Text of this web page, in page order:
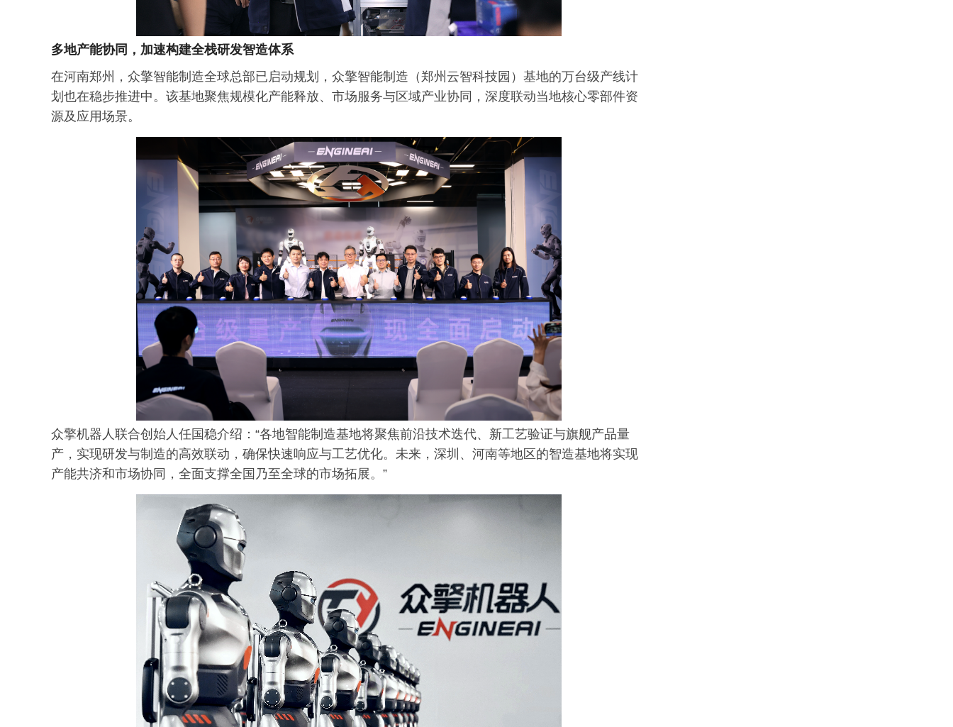
多地产能协同，加速构建全栈研发智造体系
在河南郑州，众擎智能制造全球总部已启动规划，众擎智能制造（郑州云智科技园）基地的万台级产线计
划也在稳步推进中。该基地聚焦规模化产能释放、市场服务与区域产业协同，深度联动当地核心零部件资
源及应用场景。
众擎机器人联合创始人任国稳介绍：“各地智能制造基地将聚焦前沿技术迭代、新工艺验证与旗舰产品量
产，实现研发与制造的高效联动，确保快速响应与工艺优化。未来，深圳、河南等地区的智造基地将实现
产能共济和市场协同，全面支撑全国乃至全球的市场拓展。”